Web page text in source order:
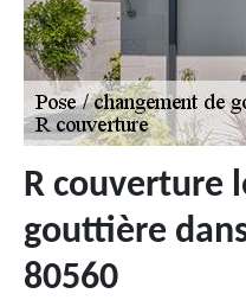
R couverture
gouttière
80560